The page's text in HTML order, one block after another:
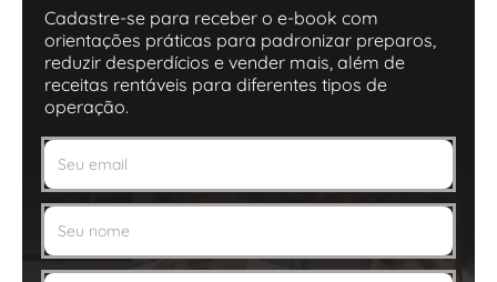
Cadastre-se para receber o e-book com
orientações práticas para padronizar preparos,
reduzir desperdícios e vender mais, além de
receitas rentáveis para diferentes tipos de
operação.